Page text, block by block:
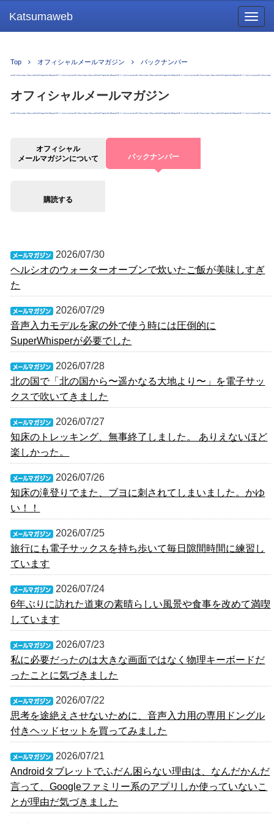
Katsumaweb
Top オフィシャルメールマガジン バックナンバー
オフィシャルメールマガジン
オフィシャル
メールマガジンについて
バックナンバー
購読する
2026/07/30
ヘルシオのウォーターオーブンで炊いたご飯が美味しすぎ
た
2026/07/29
音声入力モデルを家の外で使う時には圧倒的に
SuperWhisperが必要でした
2026/07/28
北の国で「北の国から〜遥かなる大地より〜」を電子サッ
クスで吹いてきました
2026/07/27
知床のトレッキング、無事終了しました。 ありえないほど
楽しかった。
2026/07/26
知床の滝登りでまた、ブヨに刺されてしまいました。かゆ
い！！
2026/07/25
旅行にも電子サックスを持ち歩いて毎日隙間時間に練習し
ています
2026/07/24
6年ぶりに訪れた道東の素晴らしい風景や食事を改めて満喫
しています
2026/07/23
私に必要だったのは大きな画面ではなく物理キーボードだ
ったことに気づきました
2026/07/22
思考を途絶えさせないために、音声入力用の専用ドングル
付きヘッドセットを買ってみました
2026/07/21
Androidタブレットでふだん困らない理由は、なんだかんだ
言って、Googleファミリー系のアプリしか使っていないこ
とが理由だ気づきました